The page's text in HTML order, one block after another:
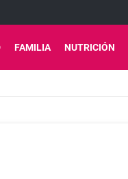
FAMILIA NUTRICIÓN